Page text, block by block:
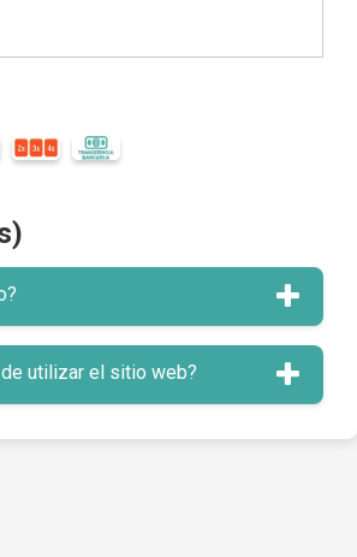
utilizar el sitio web?